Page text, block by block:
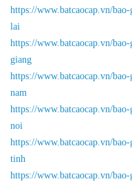
https://www.batcaocap.vn/
lai
https://www.batcaocap.vn/
giang
https://www.batcaocap.vn/
nam
https://www.batcaocap.vn/
noi
https://www.batcaocap.vn/
tinh
https://www.batcaocap.vn/